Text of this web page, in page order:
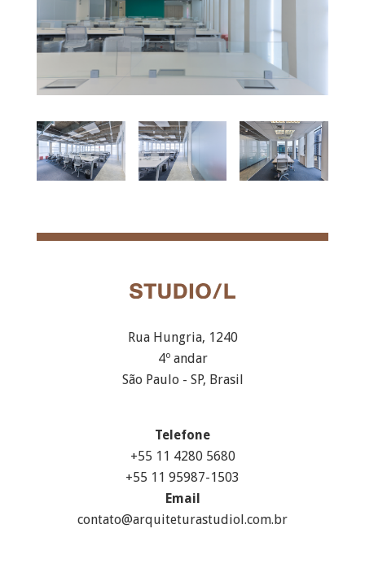
Rua Hungria, 1240
4º andar
São Paulo - SP, Brasil
Telefone
+55 11 4280 5680
+55 11 95987-1503
Email
contato@arquiteturastudiol.com.br